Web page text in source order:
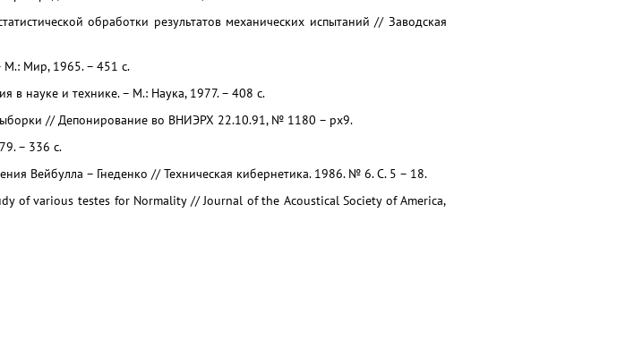
обработки результатов механических испытаний // Заводская
М.: Мир, 1965. – 451 с.
в науке и технике. – М.: Наука, 1977. – 408 с.
// Депонирование во ВНИЭРХ 22.10.91, № 1180 – рх9.
– 336 с.
Вейбулла – Гнеденко // Техническая кибернетика. 1986. № 6. С. 5 – 18.
of various testes for Normality // Journal of the Acoustical Society of America,